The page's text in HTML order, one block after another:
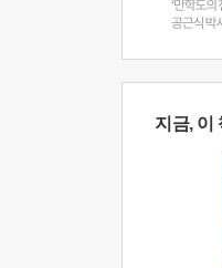
지금, 이